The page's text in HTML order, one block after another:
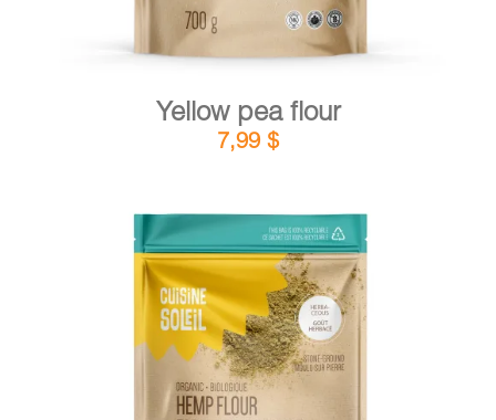
Yellow pea flour
7,99 $
ADD TO CART